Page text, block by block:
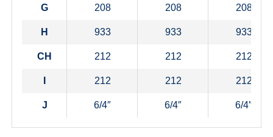
G 208 208 208
H 933 933 933
CH 212 212 212
212 212 212
J 6/4″ 6/4″ 6/4″